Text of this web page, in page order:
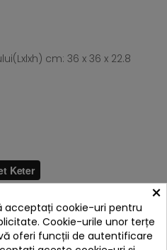
cm: 36 x 36 x 22.8
×
acceptați cookie-uri pentru
Cookie-urile unor terțe
oferi funcții de autentificare